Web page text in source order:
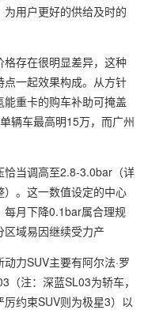
用户更好的供给及时的
存在很明显差异，这种
一起效果构成。从方针
重卡的购车补助可掩盖
辆车最高明15万，而广州
当调高至2.8-3.0bar（详
。这一数值设定的中心
每月下降0.1bar属合理规
域易因继续受力产
力SUV主要有阿尔法·罗
注：深蓝SL03为轿车，
约束SUV则为极星3）以